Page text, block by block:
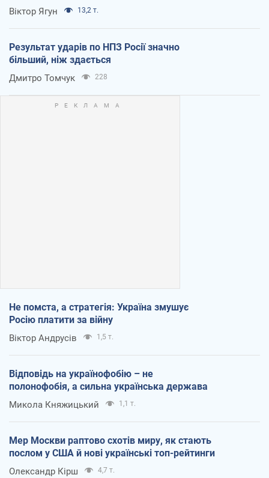
Віктор Ягун 13,2 т.
Результат ударів по НПЗ Росії значно
більший, ніж здається
Дмитро Томчук 228
Не помста, а стратегія: Україна змушує
Росію платити за війну
Віктор Андрусів 1,5 т.
Відповідь на українофобію – не
полонофобія, а сильна українська держава
Микола Княжицький 1,1 т.
Мер Москви раптово схотів миру, як стають
послом у США й нові українські топ-рейтинги
Олександр Кірш 4,7 т.